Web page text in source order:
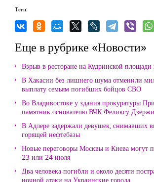
Теги:
Еще в рубрике «Новости»
Взрыв в ресторане на Кудринской
В Хакасии без лишнего шума отменили
выплату семьям погибших бойцов СВО
Во Владивостоке у здания прокуратуры
памятник основателю ВЧК Феликсу
В Адлере задержали девушек, снимавших
горящей нефтебазы
Новые переговоры Москвы и Киева могут
23 или 24 июля
Два человека погибли и около десяти
ночной атаки на Украинские города